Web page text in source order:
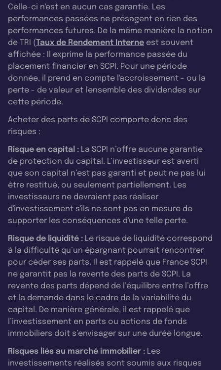
Celle-ci n'est en aucun cas garantie. Les
performances passées ne présagent en rien des
performances futures. De la même manière la notion
de TRI (Taux de Rendement Interne est souvent
affichée : Il exprime la performance passée du
placement financier en SCPI. Pour une période
donnée, il prend en compte l'accroissement - ou la
perte - de valeur et l'ensemble des dividendes sur
cette période.
Acheter des parts de SCPI comporte donc des
risques :
Risque en capital : La SCPI n’offre aucune garantie
de protection du capital. L’investisseur est averti
que son capital n’est pas garanti et peut ne pas lui
être restitué, ou seulement partiellement. Les
investisseurs ne devraient pas réaliser
d'investissement s'ils ne sont pas en mesure de
supporter les conséquences d'une telle perte.
Risque de liquidité : Le risque de liquidité correspond
à la difficulté qu’un épargnant pourrait rencontrer
pour céder ses parts. Il est rappelé que France SCPI
ne garantit pas la revente des parts de SCPI. La
revente des parts dépend de l’équilibre entre l’offre
et la demande dans le cadre de la variabilité du
capital. De manière générale, il est rappelé que
l’investissement en parts ou actions de fonds
immobiliers doit s’envisager sur une durée longue.
Risques liés au marché immobilier : Les
investissements réalisés sont soumis aux risques